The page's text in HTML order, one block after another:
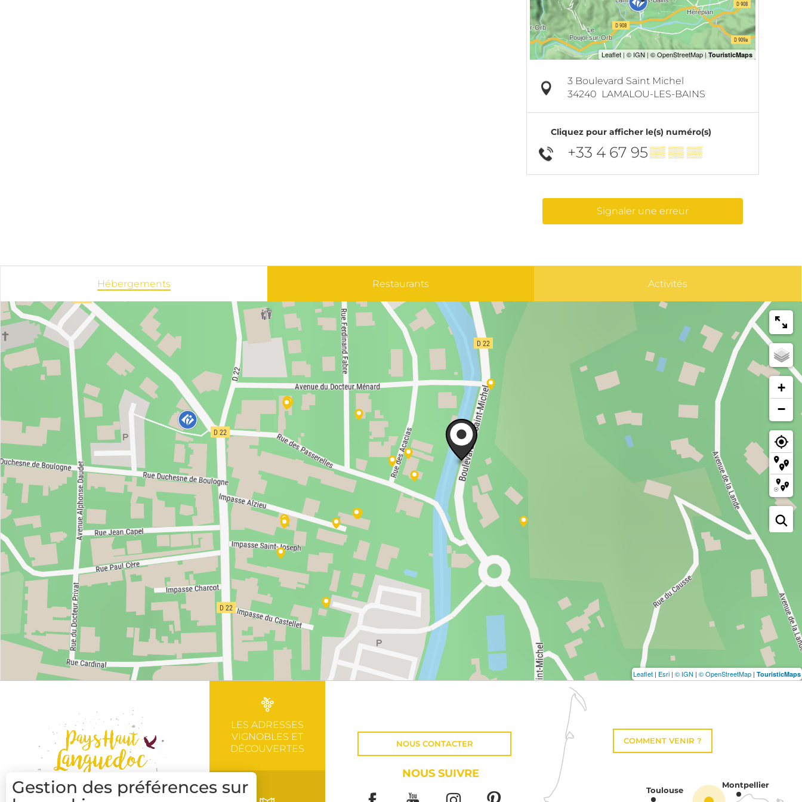
3 Boulevard Saint Michel
34240 LAMALOU-LES-BAINS
Cliquez pour afficher le(s) numéro(s)
+33 4 67 95▒▒ ▒▒ ▒▒
Signaler une erreur
Hébergements Restaurants Activités
+
−
Leaflet | Esri | © IGN | © OpenStreetMap | TouristicMaps
LES ADRESSES
VIGNOBLES ET
DÉCOUVERTES
NOUS CONTACTER
NOUS SUIVRE
COMMENT VENIR ?
Toulouse
Montpellier
Gestion des préférences sur